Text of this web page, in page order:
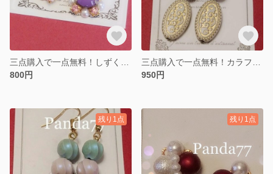
800円
950円
残り1点 残り1点